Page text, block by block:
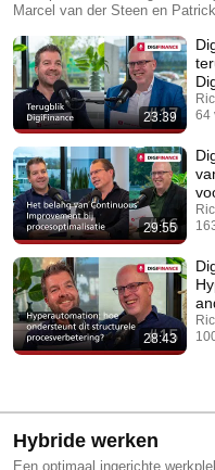
Marcel van der Steen en
strategische rol van financiële
maximaal voor jou en je organisatie werken?
waardevolle inzichten op en
vakgenoten.
23:39
64
29:55
28:43
Hybride werken
Een optimaal ingerichte